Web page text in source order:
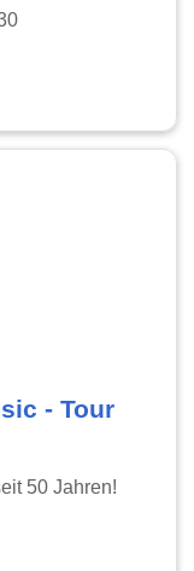
- Tour
50 Jahren!